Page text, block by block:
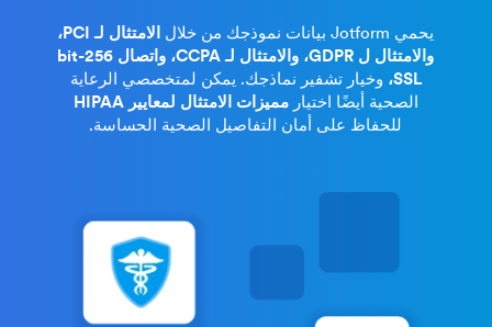
يحمي Jotform بيانات نموذجك من خلال
الامتثال لـ PCI،
والامتثال ل GDPR، والامتثال لـ CCPA، واتصال 256-bit
SSL، وخيار تشفير نماذجك. يمكن لمتخصصي الرعاية
الصحية أيضًا اختيارمميزات الامتثال لمعايير HIPAA
للحفاظ على أمان التفاصيل الصحية الحساسة.